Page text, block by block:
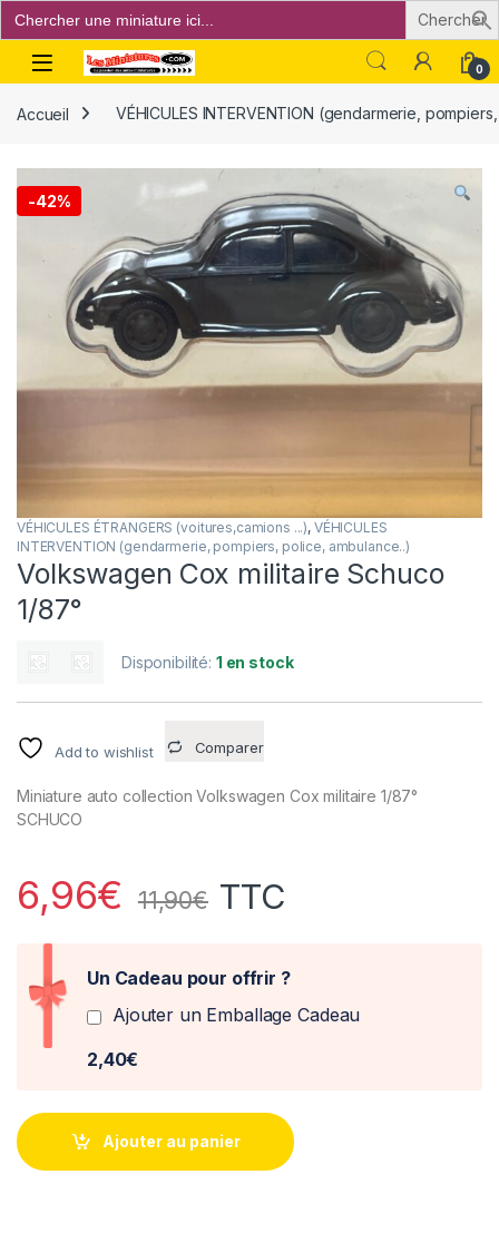
Search
for:
Open 0
Accueil VÉHICULES INTERVENTION (gendarmerie,
-42%
VÉHICULES ÉTRANGERS (voitures,camions ...), VÉHICULES
INTERVENTION (gendarmerie, pompiers, police, ambulance..)
Volkswagen Cox militaire Schuco
1/87°
Disponibilité: 1 en stock
Add to wishlist Comparer
Miniature auto collection Volkswagen Cox militaire 1/87°
SCHUCO
6,96€ 11,90€ TTC
Un Cadeau pour offrir ?
Ajouter un Emballage Cadeau
2,40€
Ajouter au panier